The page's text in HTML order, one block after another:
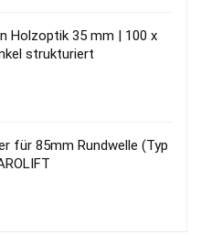
Holzoptik 35 mm | 100 x
strukturiert
für 85mm Rundwelle (Typ